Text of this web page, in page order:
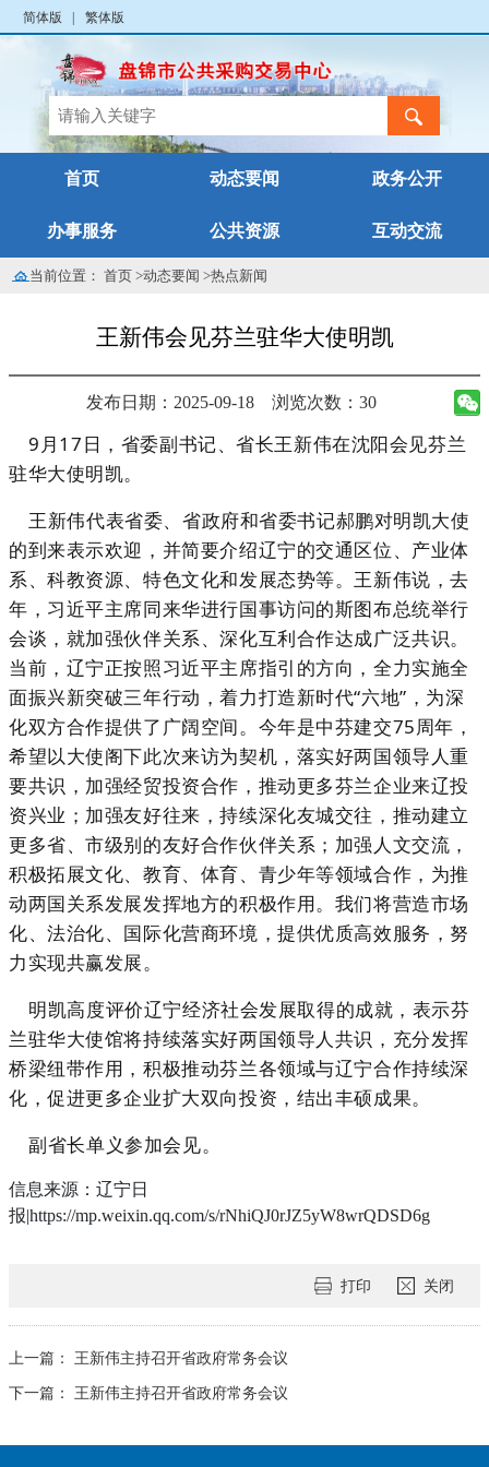
简体版 繁体版
首页 动态要闻 政务公开
办事服务 公共资源 互动交流
当前位置：首页 >动态要闻 >热点新闻
王新伟会见芬兰驻华大使明凯
发布日期：2025-09-18 浏览次数：30
9月17日，省委副书记、省长王新伟在沈阳会见芬兰
驻华大使明凯。
王新伟代表省委、省政府和省委书记郝鹏对明凯大使
的到来表示欢迎，并简要介绍辽宁的交通区位、产业体
系、科教资源、特色文化和发展态势等。王新伟说，去
年，习近平主席同来华进行国事访问的斯图布总统举行
会谈，就加强伙伴关系、深化互利合作达成广泛共识。
当前，辽宁正按照习近平主席指引的方向，全力实施全
面振兴新突破三年行动，着力打造新时代“六地”，为深
化双方合作提供了广阔空间。今年是中芬建交75周年，
希望以大使阁下此次来访为契机，落实好两国领导人重
要共识，加强经贸投资合作，推动更多芬兰企业来辽投
资兴业；加强友好往来，持续深化友城交往，推动建立
更多省、市级别的友好合作伙伴关系；加强人文交流，
积极拓展文化、教育、体育、青少年等领域合作，为推
动两国关系发展发挥地方的积极作用。我们将营造市场
化、法治化、国际化营商环境，提供优质高效服务，努
力实现共赢发展。
明凯高度评价辽宁经济社会发展取得的成就，表示芬
兰驻华大使馆将持续落实好两国领导人共识，充分发挥
桥梁纽带作用，积极推动芬兰各领域与辽宁合作持续深
化，促进更多企业扩大双向投资，结出丰硕成果。
副省长单义参加会见。
信息来源：辽宁日
报|https://mp.weixin.qq.com/s/rNhiQJ0rJZ5yW8wrQDSD6g
打印 关闭
上一篇：
王新伟主持召开省政府常务会议
下一篇：
王新伟主持召开省政府常务会议